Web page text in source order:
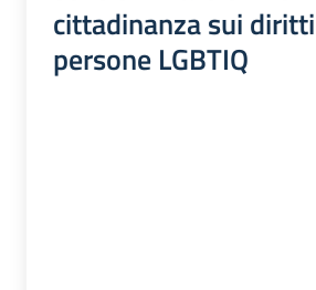
cittadinanza sui
persone LGBTIQ